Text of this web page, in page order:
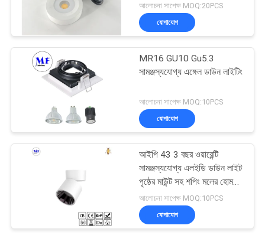
ডাউনলাইটগুলি মাউন্ট করা হয়েছে
আলোচনা সাপেক্ষ MOQ:20PCS
যোগাযোগ
MR16 GU10 Gu5.3
সামঞ্জস্যযোগ্য এঙ্গেল ডাউন লাইটিং
আলোচনা সাপেক্ষ MOQ:10PCS
যোগাযোগ
আইপি 43 3 বছর ওয়ারেন্টি
সামঞ্জস্যযোগ্য এলইডি ডাউন লাইট
পৃষ্ঠের মাউন্ট সহ শপিং মলের হোম
ব্যবহারের জন্য
আলোচনা সাপেক্ষ MOQ:10PCS
যোগাযোগ